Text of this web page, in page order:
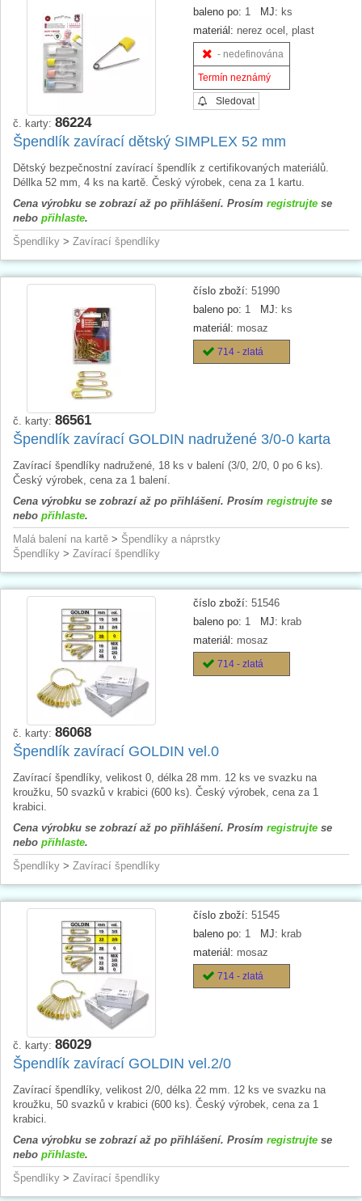
baleno po: 1 MJ: ks
materiál: nerez ocel, plast
- nedefinována
Termín neznámý
Sledovat
č. karty: 86224
Špendlík zavírací dětský SIMPLEX 52 mm
Dětský bezpečnostní zavírací špendlík z certifikovaných materiálů.
Déllka 52 mm, 4 ks na kartě. Český výrobek, cena za 1 kartu.
Cena výrobku se zobrazí až po přihlášení. Prosím registrujte se
nebo přihlaste.
Špendlíky > Zavírací špendlíky
číslo zboží: 51990
baleno po: 1 MJ: ks
materiál: mosaz
714 - zlatá
č. karty: 86561
Špendlík zavírací GOLDIN nadružené 3/0-0 karta
Zavírací špendlíky nadružené, 18 ks v balení (3/0, 2/0, 0 po 6 ks).
Český výrobek, cena za 1 balení.
Cena výrobku se zobrazí až po přihlášení. Prosím registrujte se
nebo přihlaste.
Malá balení na kartě > Špendlíky a náprstky
Špendlíky > Zavírací špendlíky
číslo zboží: 51546
baleno po: 1 MJ: krab
materiál: mosaz
714 - zlatá
č. karty: 86068
Špendlík zavírací GOLDIN vel.0
Zavírací špendlíky, velikost 0, délka 28 mm. 12 ks ve svazku na
kroužku, 50 svazků v krabici (600 ks). Český výrobek, cena za 1
krabici.
Cena výrobku se zobrazí až po přihlášení. Prosím registrujte se
nebo přihlaste.
Špendlíky > Zavírací špendlíky
číslo zboží: 51545
baleno po: 1 MJ: krab
materiál: mosaz
714 - zlatá
č. karty: 86029
Špendlík zavírací GOLDIN vel.2/0
Zavírací špendlíky, velikost 2/0, délka 22 mm. 12 ks ve svazku na
kroužku, 50 svazků v krabici (600 ks). Český výrobek, cena za 1
krabici.
Cena výrobku se zobrazí až po přihlášení. Prosím registrujte se
nebo přihlaste.
Špendlíky > Zavírací špendlíky